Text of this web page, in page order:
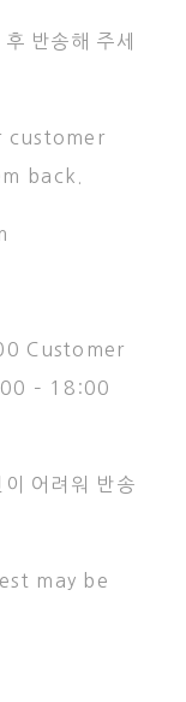
반송해 주세
customer
back.
Customer
– 18:00
이 어려워 반송
may be